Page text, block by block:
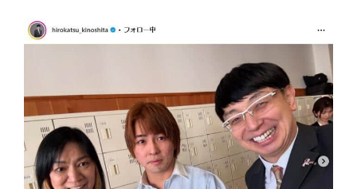
ュ
ー